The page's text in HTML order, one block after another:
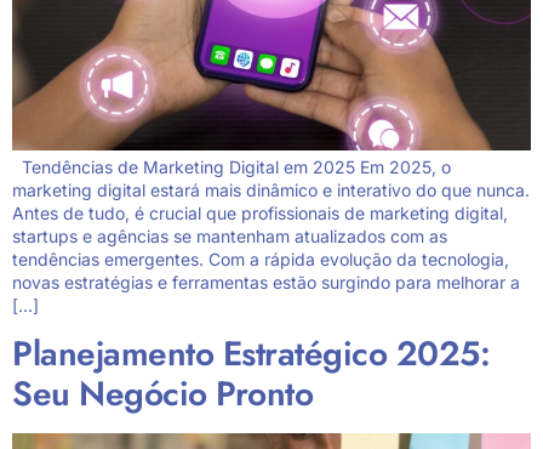
Tendências de Marketing Digital em 2025 Em 2025, o
marketing digital estará mais dinâmico e interativo do que nunca.
Antes de tudo, é crucial que profissionais de marketing digital,
startups e agências se mantenham atualizados com as
tendências emergentes. Com a rápida evolução da tecnologia,
novas estratégias e ferramentas estão surgindo para melhorar a
[…]
Planejamento Estratégico 2025:
Seu Negócio Pronto